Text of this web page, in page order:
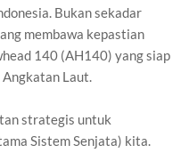
Bukan sekadar
membawa kepastian
140 (AH140) yang siap
Laut.
strategis untuk
Sistem Senjata) kita.